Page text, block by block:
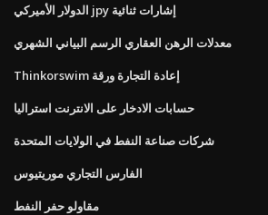
الدولار الأميركي jpy إشارات ثنائية
معدلات الرهن العقاري الرسم البياني الشهري
Thinkorswim إعادة التجارة ورقة
حسابات الادخار على الانترنت استراليا
شركات صناعة النفط في الولايات المتحدة
الفارس التجاري موريتيوس
مقاولو حفر النفط